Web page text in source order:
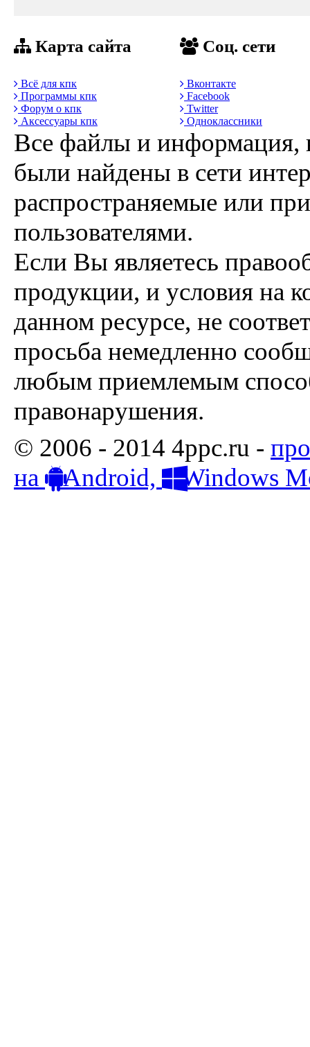
Карта сайта
Всё для кпк
Программы кпк
Форум о кпк
Аксессуары кпк
Соц. сети
Вконтакте
Facebook
Twitter
Одноклассники
Все файлы и информация,
были найдены в сети
распространяемые или
пользователями.
Если Вы являетесь
продукции, и условия на
данном ресурсе, не
просьба немедленно
любым приемлемым
правонарушения.
© 2006 - 2014 4ppc.ru -
на
Android, Windows